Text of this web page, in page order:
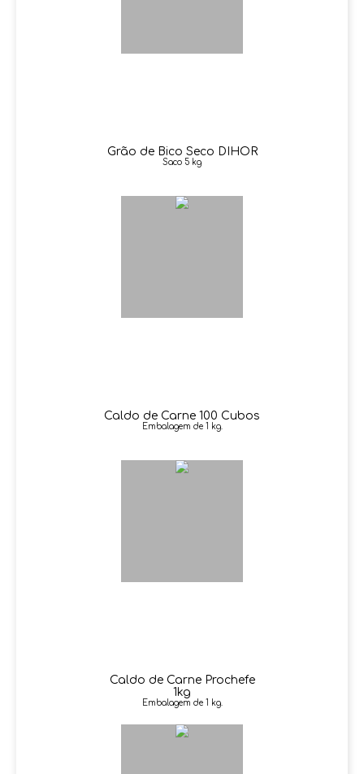
Grão de Bico Seco DIHOR
Saco 5 kg
Caldo de Carne 100 Cubos
Embalagem de 1 kg.
Caldo de Carne Prochefe
1kg
Embalagem de 1 kg.